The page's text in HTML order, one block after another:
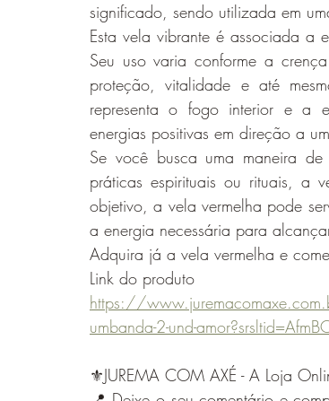
significado, sendo utilizada em
Esta vela vibrante é associada a
Seu uso varia conforme a
proteção, vitalidade e até
representa o fogo interior e a
energias positivas em direção a
Se você busca uma maneira
práticas espirituais ou rituais, a
objetivo, a vela vermelha pode
a energia necessária para
Adquira já a vela vermelha e
Link do produto
https://
umbanda-2-und-
⚜️JUREMA COM AXÉ - A Loja